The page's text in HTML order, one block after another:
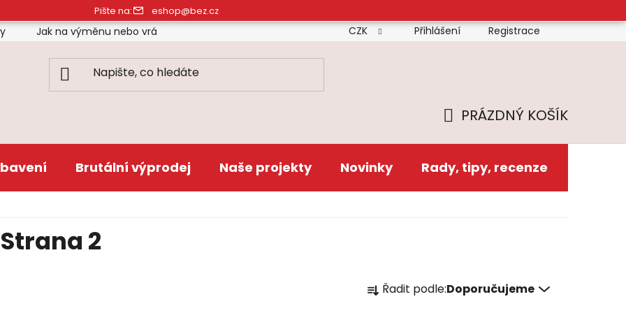
Pište na: eshop@bez.cz
Jak na výměnu nebo vrácení zboží Doprava Platba Reklamační řád
CZK Přihlášení Registrace
KOŠÍK
PRÁZDNÝ KOŠÍK
Brutální výprodej Naše projekty Novinky Rady, tipy, recenze
2
a Řadit podle:Doporučujeme